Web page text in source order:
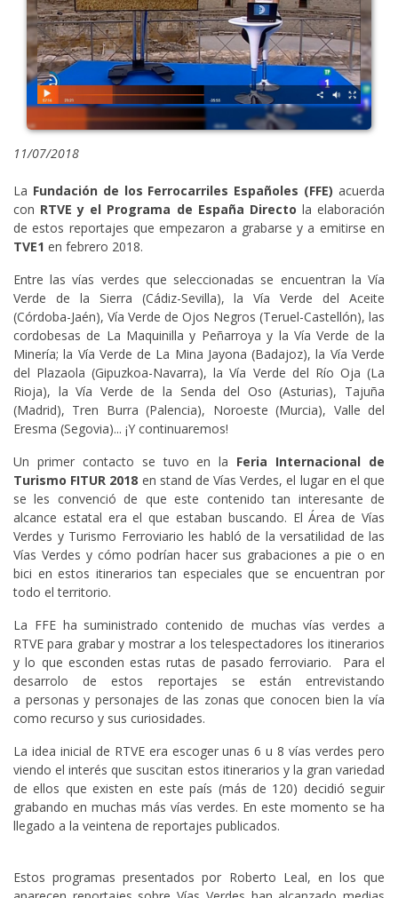
11/07/2018
La Fundación de los Ferrocarriles Españoles (FFE) acuerda
con RTVE y el Programa de España Directo la elaboración
de estos reportajes que empezaron a grabarse y a emitirse en
TVE1 en febrero 2018.
Entre las vías verdes que seleccionadas se encuentran la Vía
Verde de la Sierra (Cádiz-Sevilla), la Vía Verde del Aceite
(Córdoba-Jaén), Vía Verde de Ojos Negros (Teruel-Castellón), las
cordobesas de La Maquinilla y Peñarroya y la Vía Verde de la
Minería; la Vía Verde de La Mina Jayona (Badajoz), la Vía Verde
del Plazaola (Gipuzkoa-Navarra), la Vía Verde del Río Oja (La
Rioja), la Vía Verde de la Senda del Oso (Asturias), Tajuña
(Madrid), Tren Burra (Palencia), Noroeste (Murcia), Valle del
Eresma (Segovia)... ¡Y continuaremos!
Un primer contacto se tuvo en la Feria Internacional de
Turismo FITUR 2018 en stand de Vías Verdes, el lugar en el que
se les convenció de que este contenido tan interesante de
alcance estatal era el que estaban buscando. El Área de Vías
Verdes y Turismo Ferroviario les habló de la versatilidad de las
Vías Verdes y cómo podrían hacer sus grabaciones a pie o en
bici en estos itinerarios tan especiales que se encuentran por
todo el territorio.
La FFE ha suministrado contenido de muchas vías verdes a
RTVE para grabar y mostrar a los telespectadores los itinerarios
y lo que esconden estas rutas de pasado ferroviario. Para el
desarrolo de estos reportajes se están entrevistando
a personas y personajes de las zonas que conocen bien la vía
como recurso y sus curiosidades.
La idea inicial de RTVE era escoger unas 6 u 8 vías verdes pero
viendo el interés que suscitan estos itinerarios y la gran variedad
de ellos que existen en este país (más de 120) decidió seguir
grabando en muchas más vías verdes. En este momento se ha
llegado a la veintena de reportajes publicados.
Estos programas presentados por Roberto Leal, en los que